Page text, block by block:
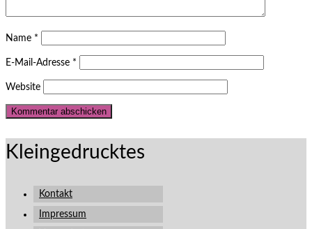
Name *
E-Mail-Adresse *
Website
Kleingedrucktes
Kontakt
Impressum